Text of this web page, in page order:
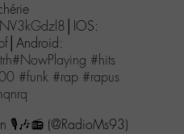
│IOS:
│Android:
#NowPlaying #hits
#funk #rap #rapus
🎙️🎶📻 (@RadioMs93)